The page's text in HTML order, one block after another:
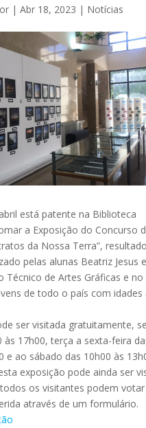
| Abr 18, 2023 | Notícias
está patente na Biblioteca
a Exposição do Concurso
da Nossa Terra”,
pelas alunas Beatriz Jesus
Técnico de Artes Gráficas e no
de todo o país com idades
ser visitada gratuitamente,
às 17h00, terça a sexta-feira
e ao sábado das 10h00 às
exposição pode ainda ser
os visitantes podem votar
através de um formulário.